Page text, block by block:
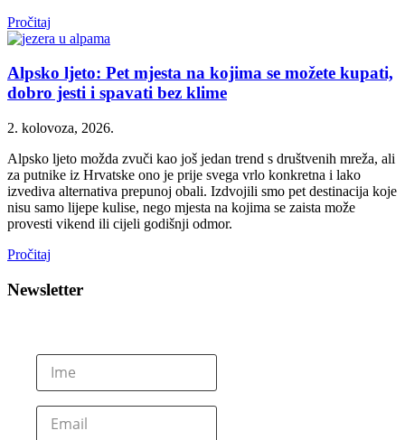
Pročitaj
Alpsko ljeto: Pet mjesta na kojima se možete kupati,
dobro jesti i spavati bez klime
2. kolovoza, 2026.
Alpsko ljeto možda zvuči kao još jedan trend s društvenih mreža, ali
za putnike iz Hrvatske ono je prije svega vrlo konkretna i lako
izvediva alternativa prepunoj obali. Izdvojili smo pet destinacija koje
nisu samo lijepe kulise, nego mjesta na kojima se zaista može
provesti vikend ili cijeli godišnji odmor.
Pročitaj
Newsletter